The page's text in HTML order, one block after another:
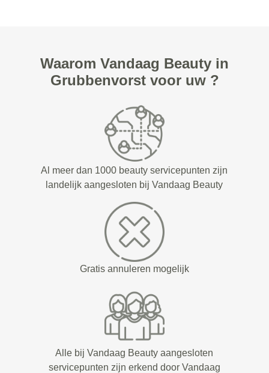
Waarom Vandaag Beauty in
Grubbenvorst voor uw ?
Al meer dan 1000 beauty servicepunten zijn
landelijk aangesloten bij Vandaag Beauty
Gratis annuleren mogelijk
Alle bij Vandaag Beauty aangesloten
servicepunten zijn erkend door Vandaag